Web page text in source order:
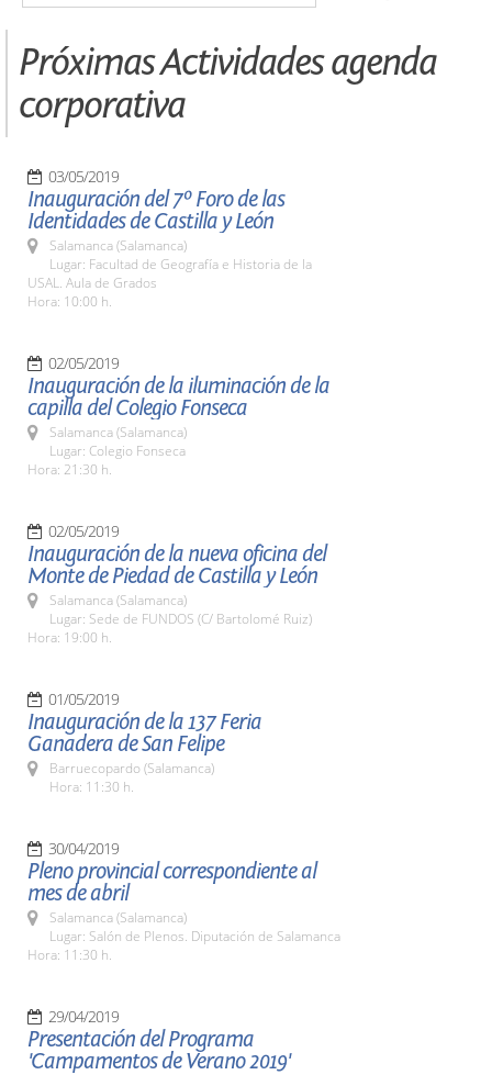
Próximas Actividades agenda
corporativa
03/05/2019
Inauguración del 7º Foro de las
Identidades de Castilla y León
Salamanca (Salamanca)
Lugar: Facultad de Geografía e Historia de la
USAL. Aula de Grados
Hora: 10:00 h.
02/05/2019
Inauguración de la iluminación de la
capilla del Colegio Fonseca
Salamanca (Salamanca)
Lugar: Colegio Fonseca
Hora: 21:30 h.
02/05/2019
Inauguración de la nueva oficina del
Monte de Piedad de Castilla y León
Salamanca (Salamanca)
Lugar: Sede de FUNDOS (C/ Bartolomé Ruiz)
Hora: 19:00 h.
01/05/2019
Inauguración de la 137 Feria
Ganadera de San Felipe
Barruecopardo (Salamanca)
Hora: 11:30 h.
30/04/2019
Pleno provincial correspondiente al
mes de abril
Salamanca (Salamanca)
Lugar: Salón de Plenos. Diputación de Salamanca
Hora: 11:30 h.
29/04/2019
Presentación del Programa
'Campamentos de Verano 2019'